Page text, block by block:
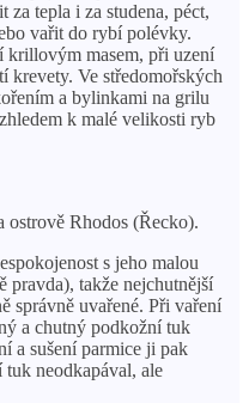
za tepla i za studena, péct,
vařit do rybí polévky.
krillovým masem, při uzení
krevety. Ve středomořských
a bylinkami na grilu
k malé velikosti ryb
ostrově Rhodos (Řecko).
s jeho malou
pravda), takže nejchutnější
správně uvařené. Při vaření
a chutný podkožní tuk
a sušení parmice ji pak
neodkapával, ale